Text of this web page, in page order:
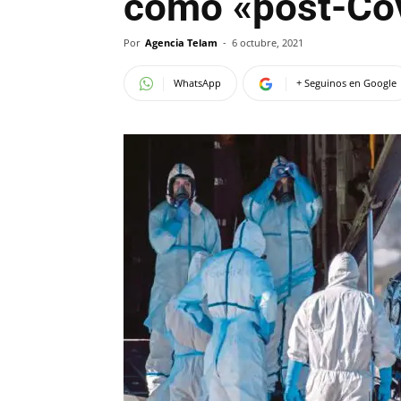
Por Agencia Telam - 6 octubre, 2021
WhatsApp + Seguinos en Google